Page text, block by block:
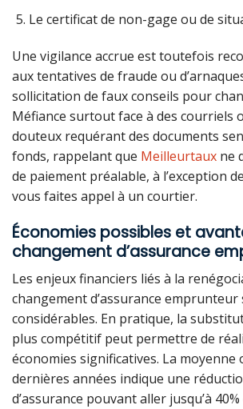
Le certificat de non-gage ou de
Une vigilance accrue est toutefois
aux tentatives de fraude ou
sollicitation de faux conseils pour
Méfiance surtout face à des courriels
douteux requérant des documents
fonds, rappelant que Meilleurtaux ne
de paiement préalable, à l’exception
vous faites appel à un courtier.
Économies possibles et
changement d’assurance
Les enjeux financiers liés à la
changement d’assurance emprunteur
considérables. En pratique, la
plus compétitif peut permettre de
économies significatives. La moyenne
dernières années indique une
d’assurance pouvant aller jusqu’à